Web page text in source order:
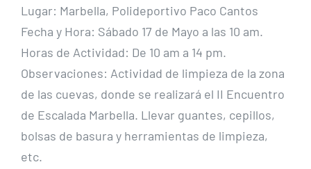
Lugar: Marbella, Polideportivo Paco Cantos
Fecha y Hora: Sábado 17 de Mayo a las 10 am.
Horas de Actividad: De 10 am a 14 pm.
Observaciones: Actividad de limpieza de la zona
de las cuevas, donde se realizará el II Encuentro
de Escalada Marbella. Llevar guantes, cepillos,
bolsas de basura y herramientas de limpieza,
etc.